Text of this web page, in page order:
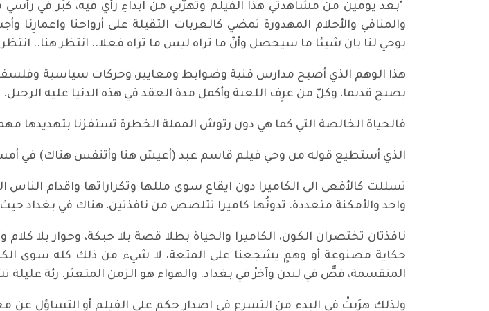
"بعد يومين من مشاهدتي هذا الفيلم وتهرّبي من ابداءِ رأي فيه، كبَر في رأسي
والمنافي والأحلام المهدورة تمضي كالعربات الثقيلة على أرواحنا
يوحي لنا بان شيئا ما سيحصل وأنّ ما تراه ليس ما تراه فعلا.. انتظر هنا..
هذا الوهم الذي أصبح مدارس فنية وضوابط ومعايير، وحركات سياسية
يصبح قديما، وكلّ من عرِف اللعبة وأكمل مدة العقد في هذه الدنيا عليه الرحيل.
فالحياة الخالصة التي كما هي دون رتوش المملة الخطرة تستفزنا بتهديدها
الذي أستطيع قوله من وحي فيلم قاسم عبد (أعيش هنا وأتنفس هناك) في
تسللت كالأفعى الى الكاميرا دون ايقاع سوى مللها وتكراراتها واقدام
واحد والأمكنة متعددة. تدونُها كاميرا تتلصص من نافذتين، هناك في بغداد حيث
نافذتان تختصران الكون، الكاميرا والحياة بطلا قصة بلا حبكة، وحوار بلا
حكاية مصنوعة أو وهمٍ يشجعنا على المتعة، لا شيء من ذلك كله سوى
المنقسمة، فصٌّ في لندن وآخرُ في بغداد. والهواء هو الزمن المتعثر. رئة عليلة
ولذلك هرَبتُ في البدء من التسرع في اصدار حكم على الفيلم أو التساؤل عن